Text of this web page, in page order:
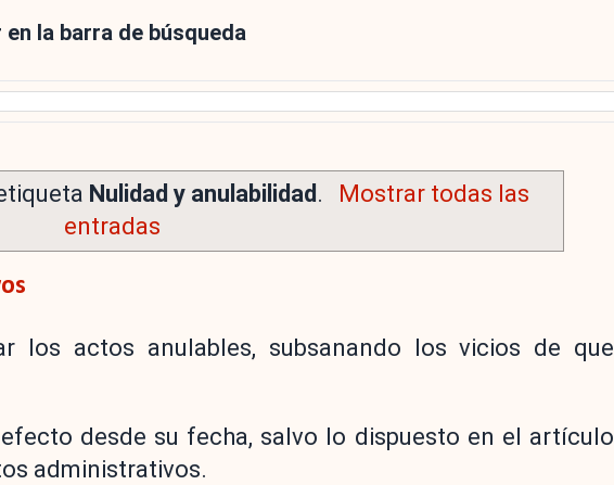
la barra de búsqueda
Nulidad y anulabilidad .
Mostrar todas las
entradas
los actos anulables, subsanando los vicios de que
desde su fecha, salvo lo dispuesto en el artículo
administrativos.